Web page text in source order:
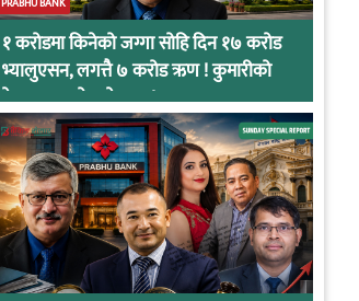
१ करोडमा किनेको जग्गा सोहि दिन १७ करोड
भ्यालुएसन, लगत्तै ७ करोड ऋण ! कुमारीको
केसमा प्रभुको कनेक्सन !